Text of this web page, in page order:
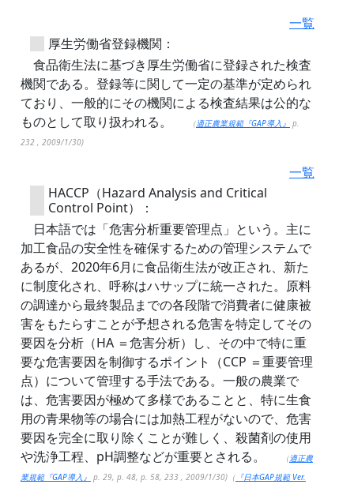
一覧
厚生労働省登録機関：
食品衛生法に基づき厚生労働省に登録された検査
機関である。登録等に関して一定の基準が定められ
ており、一般的にその機関による検査結果は公的な
ものとして取り扱われる。
（適正農業規範『GAP導入』 p.
232 , 2009/1/30)
一覧
HACCP（Hazard Analysis and Critical
Control Point）：
日本語では「危害分析重要管理点」という。主に
加工食品の安全性を確保するための管理システムで
あるが、2020年6月に食品衛生法が改正され、新た
に制度化され、呼称はハサップに統一された。原料
の調達から最終製品までの各段階で消費者に健康被
害をもたらすことが予想される危害を特定してその
要因を分析（HA ＝危害分析）し、その中で特に重
要な危害要因を制御するポイント（CCP ＝重要管理
点）について管理する手法である。一般の農業で
は、危害要因が極めて多様であることと、特に生食
用の青果物等の場合には加熱工程がないので、危害
要因を完全に取り除くことが難しく、殺菌剤の使用
や洗浄工程、pH調整などが重要とされる。
（適正農
業規範『GAP導入』 p. 29, p. 48, p. 58, 233 , 2009/1/30)（ 『日本GAP規範 Ver.